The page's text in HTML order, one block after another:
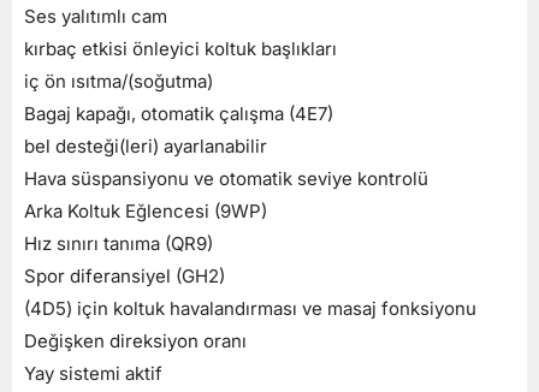
Ses yalıtımlı cam
kırbaç etkisi önleyici koltuk başlıkları
iç ön ısıtma/(soğutma)
Bagaj kapağı, otomatik çalışma (4E7)
bel desteği(leri) ayarlanabilir
Hava süspansiyonu ve otomatik seviye kontrolü
Arka Koltuk Eğlencesi (9WP)
Hız sınırı tanıma (QR9)
Spor diferansiyel (GH2)
(4D5) için koltuk havalandırması ve masaj fonksiyonu
Değişken direksiyon oranı
Yay sistemi aktif